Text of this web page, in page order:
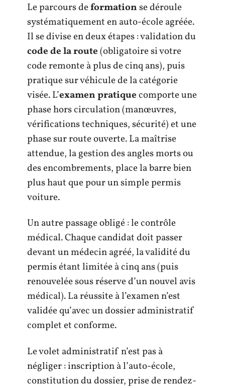
Le parcours deformationse déroule
systématiquement en auto-école agréée.
Il se divise en deux étapes : validation du
code de la route(obligatoire si votre
code remonte à plus de cinq ans), puis
pratique sur véhicule de la catégorie
visée. L’examen pratiquecomporte une
phase hors circulation (manœuvres,
vérifications techniques, sécurité) et une
phase sur route ouverte. La maîtrise
attendue, la gestion des angles morts ou
des encombrements, place la barre bien
plus haut que pour un simple permis
voiture.
Un autre passage obligé : le contrôle
médical. Chaque candidat doit passer
devant un médecin agréé, la validité du
permis étant limitée à cinq ans (puis
renouvelée sous réserve d’un nouvel avis
médical). La réussite à l’examen n’est
validée qu’avec un dossier administratif
complet et conforme.
Le volet administratif n’est pas à
négliger : inscription à l’auto-école,
constitution du dossier, prise de rendez-